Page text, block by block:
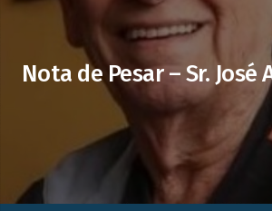
Nota de Pesar – Sr. José